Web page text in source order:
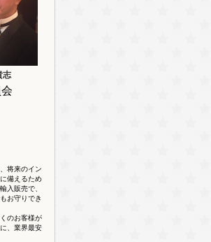
志
将来のイン
備えるため
入販売で、
お守りでき
のお客様が
、業界最安